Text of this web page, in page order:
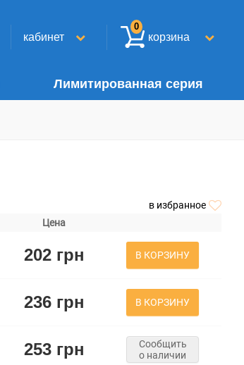
кабинет корзина
0
Лимитированная серия
в избранное
Цена
202 грн В КОРЗИНУ
236 грн В КОРЗИНУ
253 грн
Сообщить
о наличии